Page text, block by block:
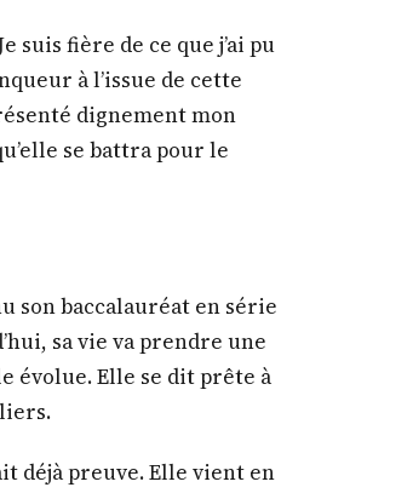
suis fière de ce que j’ai pu
à l’issue de cette
dignement mon
se battra pour le
son baccalauréat en série
sa vie va prendre une
évolue. Elle se dit prête à
déjà preuve. Elle vient en